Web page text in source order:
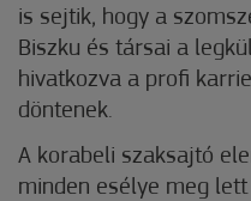
is sejtik, hogy a
Biszku és társai a
hivatkozva a profi
döntenek.
A korabeli szaksajtó
minden esélye meg